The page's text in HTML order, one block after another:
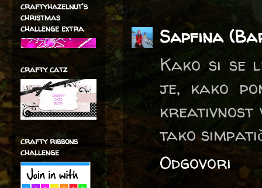
Sapfina
Kako si se
je, kako
kreativnost
tako
Odgovori
craftyhazelnut's
christmas
challenge extra
crafty catz
crafty ribbons
challenge